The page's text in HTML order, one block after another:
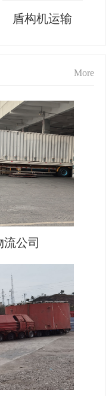
盾构机运输
More
公司